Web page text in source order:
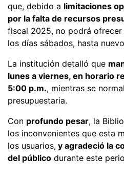
que, debido a limitaciones
por la falta de recursos
fiscal 2025, no podrá
los días sábados, hasta
La institución detalló que
lunes a viernes, en horario
5:00 p.m., mientras se
presupuestaria.
Con profundo pesar, la
los inconvenientes que esta
los usuarios, y agradeció la
del público durante este